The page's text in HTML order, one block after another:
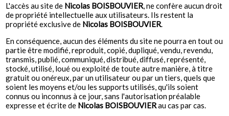
L'accès au site de Nicolas BOISBOUVIER, ne confère aucun droit
de propriété intellectuelle aux utilisateurs. Ils restent la
propriété exclusive de Nicolas BOISBOUVIER.
En conséquence, aucun des éléments du site ne pourra en tout ou
partie être modifié, reproduit, copié, dupliqué, vendu, revendu,
transmis, publié, communiqué, distribué, diffusé, représenté,
stocké, utilisé, loué ou exploité de toute autre manière, à titre
gratuit ou onéreux, par un utilisateur ou par un tiers, quels que
soient les moyens et/ou les supports utilisés, qu'ils soient
connus ou inconnus à ce jour, sans l'autorisation préalable
expresse et écrite de Nicolas BOISBOUVIERau cas par cas.